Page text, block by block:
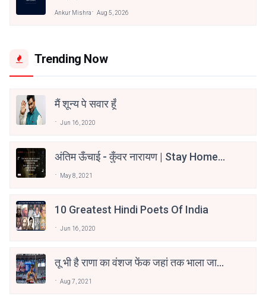
Ankur Mishra Aug 5, 2026
Trending Now
मैं शून्य पे सवार हूँ
Jun 16, 2020
अंतिम ऊँचाई - कुँवर नारायण | Stay Home
May 8, 2021
10 Greatest Hindi Poets Of India
Jun 16, 2020
तू भी है राणा का वंशज फेंक जहां तक भाला जाए:
Aug 7, 2021